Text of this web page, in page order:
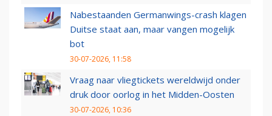
Nabestaanden Germanwings-crash klagen
Duitse staat aan, maar vangen mogelijk
bot
30-07-2026, 11:58
Vraag naar vliegtickets wereldwijd onder
druk door oorlog in het Midden-Oosten
30-07-2026, 10:36